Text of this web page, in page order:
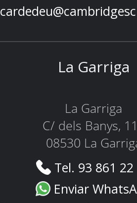
La Garriga
La Garriga
C/ dels Banys,
08530 La
Tel. 93 861
Enviar